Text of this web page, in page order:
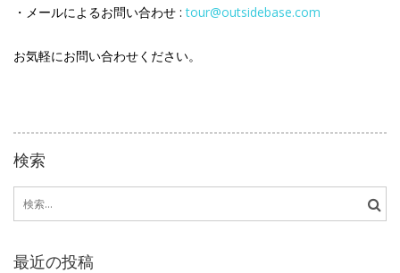
・メールによるお問い合わせ :tour@outsidebase.com
お気軽にお問い合わせください。
検索
索:
最近の投稿